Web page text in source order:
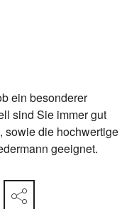
ein besonderer
sind Sie immer gut
sowie die hochwertige
geeignet.